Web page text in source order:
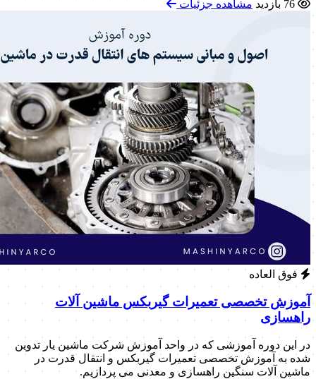
مشاهده جزئیات
فوق العاده
آموزش تخصصی تعمیرات گیربکس ماشین آلات
راهسازی
در این دوره آموزشی که در واحد آموزش شرکت ماشین یار تدوین
شده به آموزش تخصصی تعمیرات گیربکس و انتقال قدرت در
ماشین آلات سنگین راهسازی و معدنی می پردازیم.